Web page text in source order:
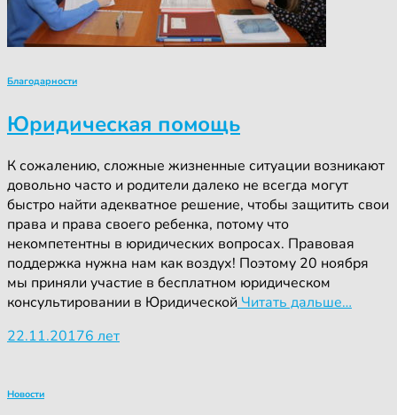
Благодарности
Юридическая помощь
К сожалению, сложные жизненные ситуации возникают
довольно часто и родители далеко не всегда могут
быстро найти адекватное решение, чтобы защитить свои
права и права своего ребенка, потому что
некомпетентны в юридических вопросах. Правовая
поддержка нужна нам как воздух! Поэтому 20 ноября
мы приняли участие в бесплатном юридическом
консультировании в Юридической Читать дальше…
22.11.20176 лет
Новости